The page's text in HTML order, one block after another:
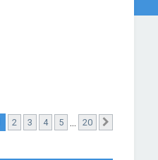
sur 20
2 3 4 5 20